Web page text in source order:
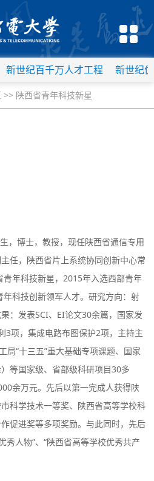
新世纪百千万人才工程 新世纪
>> 陕西省青年科技新星
，博士，教授，现任陕西省通信专用
任，陕西省片上系统协同创新中心常
年科技新星，2015年入选西部青年
科技创新领军人才。研究方向：射
：发表SCI、EI论文30余篇，国家发
3项，集成电路布图保护2项，主持主
局“十三五”重大基础专项课题、国家
等国家级、省部级科研项目30多
余万元。先后以第一完成人获得陕
科学技术一等奖、陕西省高等学校科
促进奖等多项奖励。与此同时，先后
秀人物”、“陕西省高等学校优秀共产